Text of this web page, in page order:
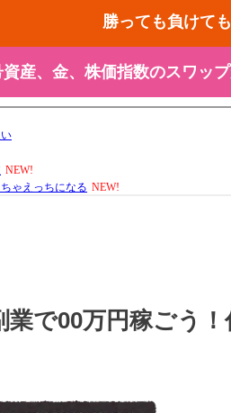
勝っても負けて
資産、金、株価指数のスワッ
業で00万円稼ごう